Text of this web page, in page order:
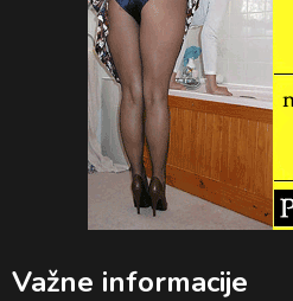
Važne informacije